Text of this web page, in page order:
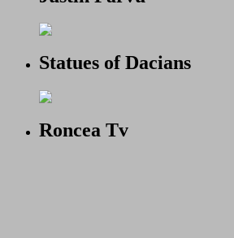
Statues of Dacians
Roncea Tv